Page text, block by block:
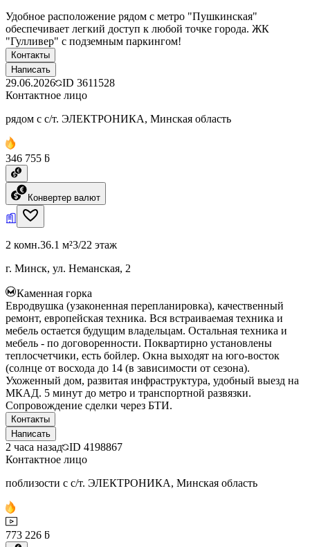
Удобное расположение рядом с метро "Пушкинская"
обеспечивает легкий доступ к любой точке города. ЖК
"Гулливер" с подземным паркингом!
Контакты
Написать
29.06.2026 ID 3611528
Контактное лицо
рядом с с/т. ЭЛЕКТРОНИКА, Минская область
346 755 ƃ
Конвертер валют
2 комн.36.1 м²3/22 этаж
г. Минск, ул. Неманская, 2
Каменная горка
Евродвушка (узаконенная перепланировка), качественный
ремонт, европейская техника. Вся встраиваемая техника и
мебель остается будущим владельцам. Остальная техника и
мебель - по договоренности. Поквартирно установлены
теплосчетчики, есть бойлер. Окна выходят на юго-восток
(солнце от восхода до 14 (в зависимости от сезона).
Ухоженный дом, развитая инфраструктура, удобный выезд на
МКАД. 5 минут до метро и транспортной развязки.
Сопровождение сделки через БТИ.
Контакты
Написать
2 часа назад ID 4198867
Контактное лицо
поблизости с с/т. ЭЛЕКТРОНИКА, Минская область
773 226 ƃ